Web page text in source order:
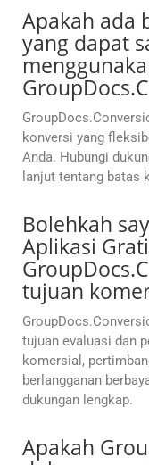
Apakah ada
yang dapat
konversi yang
Anda. Hubungi
lanjut tentang batas
Bolehkah
Aplikasi
tujuan
tujuan evaluasi dan
komersial,
berlangganan
dukungan lengkap.
Apakah